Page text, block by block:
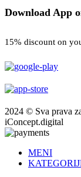
Download App
15% discount on
2024 © Sva prava
iConcept.digital
MENI